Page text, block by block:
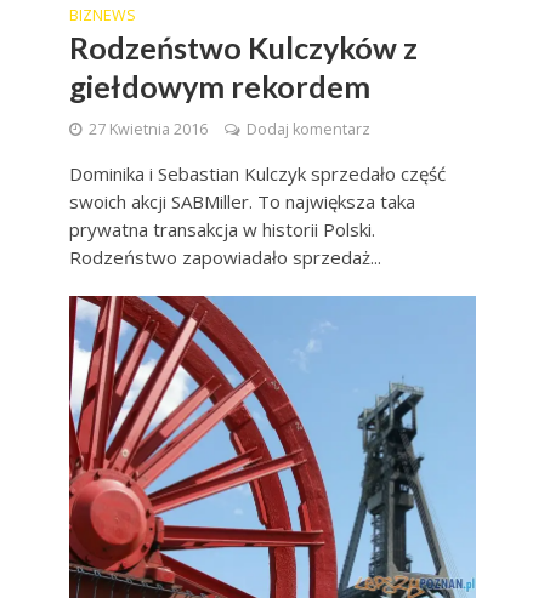
BIZNEWS
Rodzeństwo Kulczyków z
giełdowym rekordem
27 Kwietnia 2016 Dodaj komentarz
Dominika i Sebastian Kulczyk sprzedało część
swoich akcji SABMiller. To największa taka
prywatna transakcja w historii Polski.
Rodzeństwo zapowiadało sprzedaż...